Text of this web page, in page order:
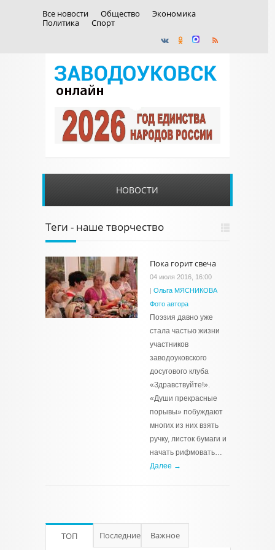
Все новости Общество
Экономика
Политика
Спорт
НОВОСТИ
Теги - наше творчество
Пока горит свеча
04 июля 2016, 16:00
| Ольга МЯСНИКОВА
Фото автора
Поэзия давно уже
стала частью жизни
участников
заводоуковского
досугового клуба
«Здравствуйте!».
«Души прекрасные
порывы» побуждают
многих из них взять
ручку, листок бумаги и
начать рифмовать…
Далее →
ТОП Последние Важное